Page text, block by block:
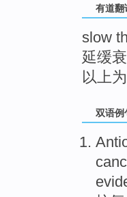
有道翻
slow
延缓
以上
双语例